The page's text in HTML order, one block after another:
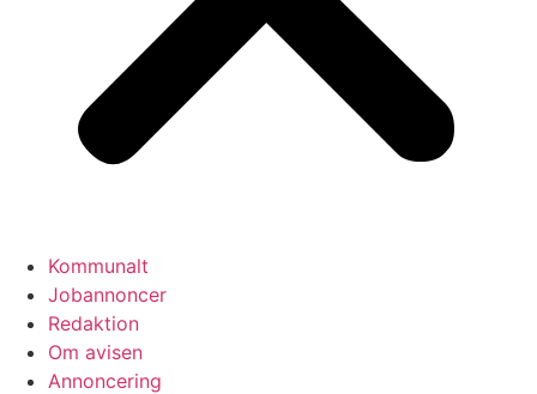
Kommunalt
Jobannoncer
Redaktion
Om avisen
Annoncering